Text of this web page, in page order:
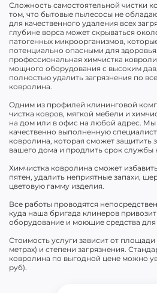
Сложность самостоятельной чистки
том, что бытовые пылесосы не
для качественного удаления всех
глубине ворса может скрываться
патогенных микроорганизмов,
потенциально опасными для
профессиональная химчистка
мощного оборудования с высоким
полностью удалить загрязнения по
ковролина.
Одним из профилей клининговой
чистка ковров, мягкой мебели и
на дом или в офис на любой адрес.
качественно выполненную
ковролина, которая сможет защитить
вашего дома и продлить срок службы
Химчистка ковролина сможет
пятен, удалить неприятные запахи,
цветовую гамму изделия.
Все работы проводятся
куда наша бригада клинеров
оборудование и моющие средства для
Стоимость услуги зависит от
метрах) и степени загрязнения.
ковролина по выгодной цене можно
руб).